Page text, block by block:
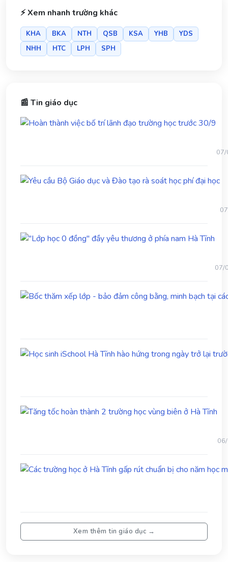
⚡ Xem nhanh trường khác
KHA BKA NTH QSB KSA YHB
YDS
NHH
HTC LPH SPH
📰 Tin giáo dục
bố
đạo
07/
học
Xem thêm tin giáo dục →